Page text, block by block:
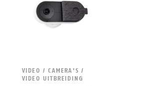
VIDEO / CAMERA'S /
VIDEO UITBREIDING